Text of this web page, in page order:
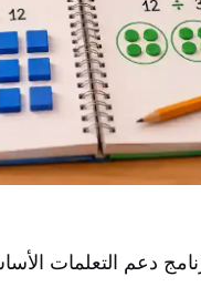
دعم التعلمات الأساس: